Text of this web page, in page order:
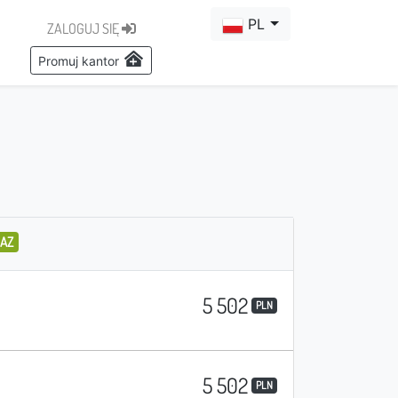
ZALOGUJ SIĘ
Promuj kantor
PL
5 502 PLN
5 502 PLN